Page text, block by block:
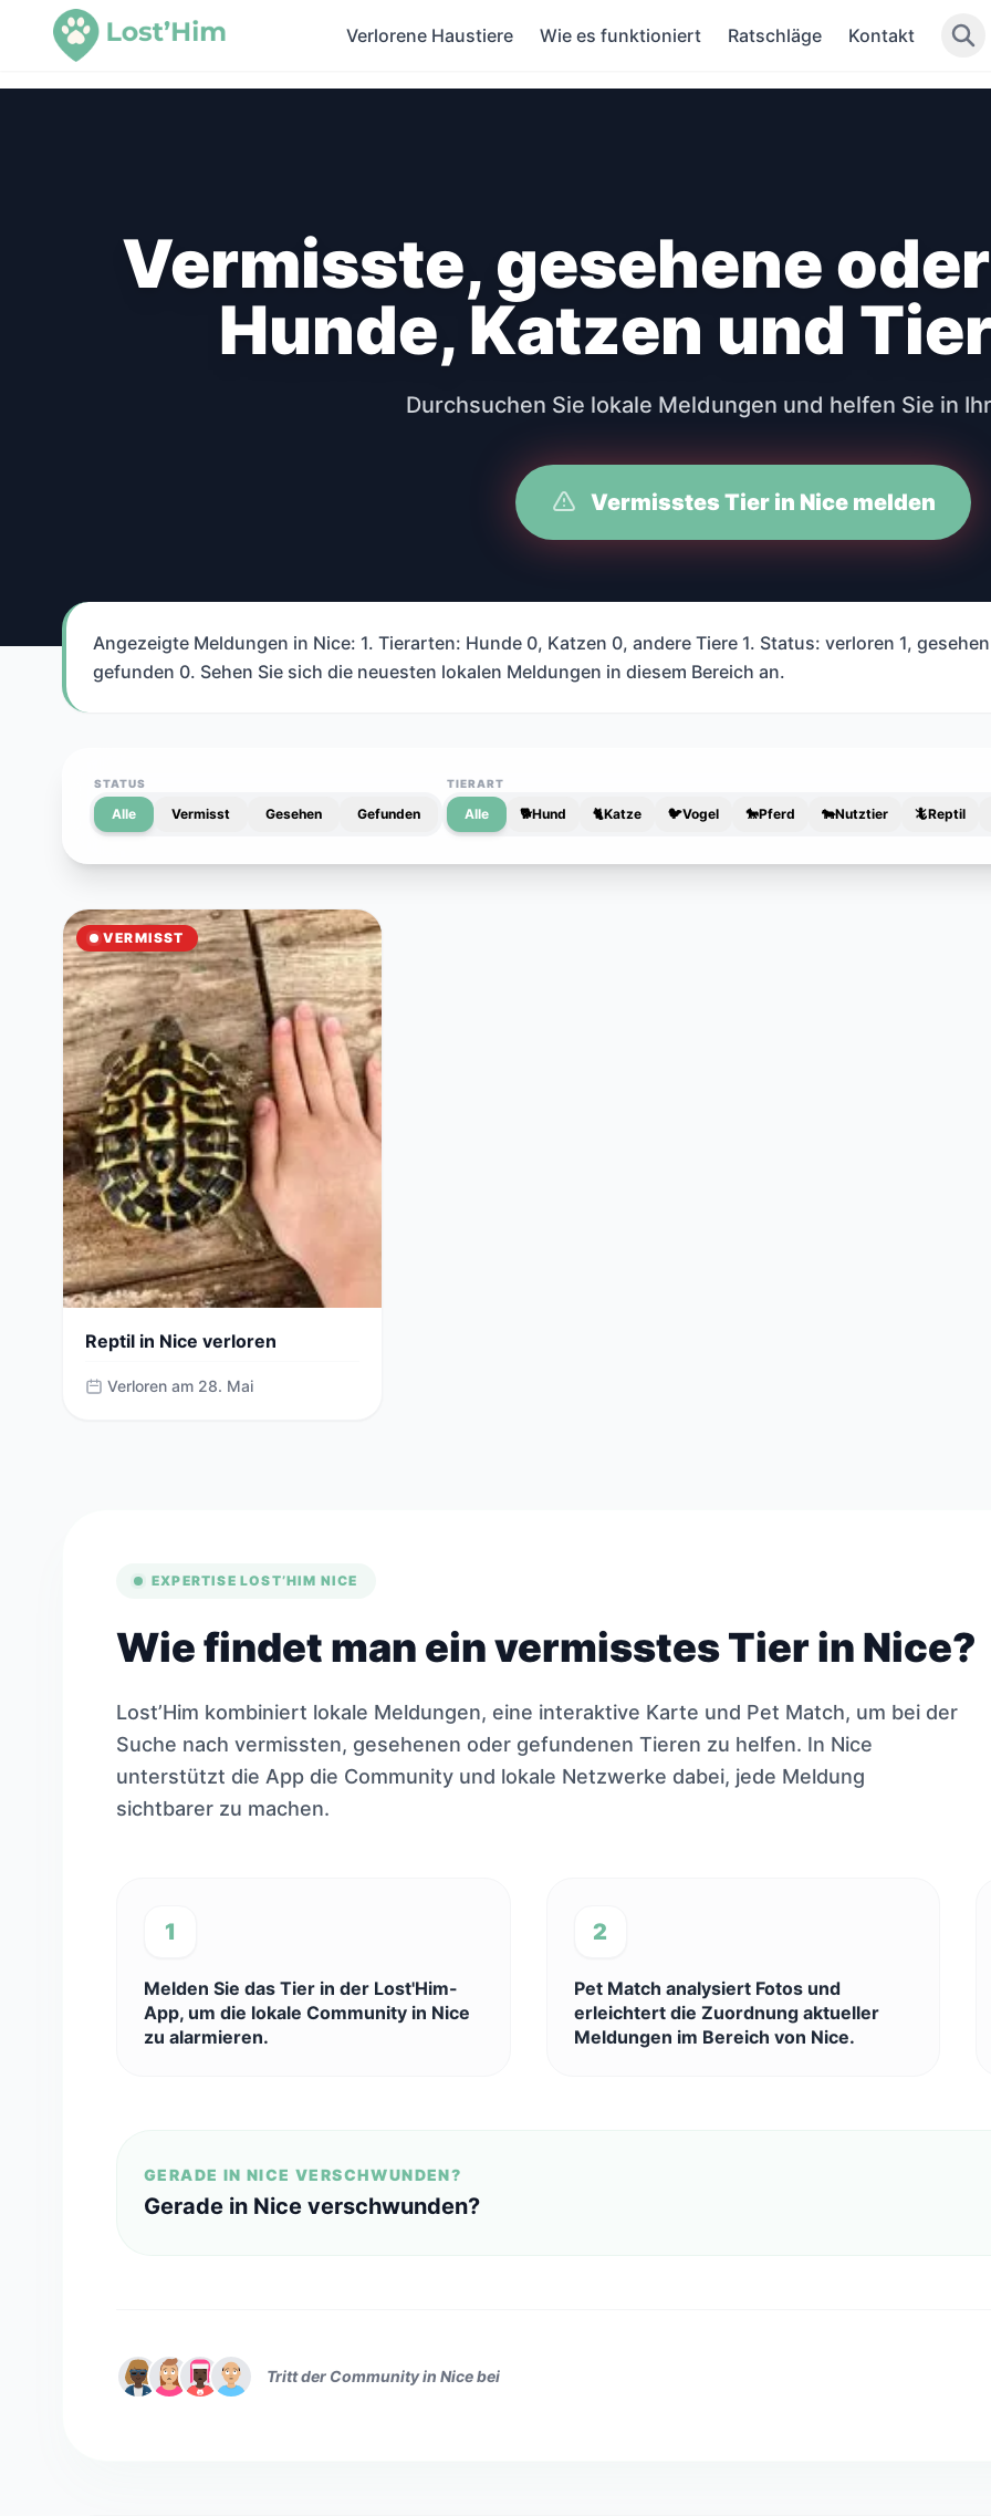
Verlorene Haustiere Wie es funktioniert Ratschläge Kontakt
Vermisste, gesehene
Hunde, Katzen und
Durchsuchen Sie lokale Meldungen und helfen Sie in
Vermisstes Tier in Nice melden
Angezeigte Meldungen in Nice: 1. Tierarten: Hunde 0, Katzen 0, andere Tiere 1. Status: verloren 1,
gefunden 0. Sehen Sie sich die neuesten lokalen Meldungen in diesem Bereich an.
STATUS
Alle Vermisst Gesehen Gefunden
TIERART
Alle 🐕Hund 🐈Katze 🐦Vogel 🐎Pferd 🐄Nutztier 🦎Reptil
VERMISST
Reptil in Nice verloren
Verloren am 28. Mai
EXPERTISE LOST’HIM NICE
Wie findet man ein vermisstes Tier in Nice?
Lost’Him kombiniert lokale Meldungen, eine interaktive Karte und Pet Match, um bei der
Suche nach vermissten, gesehenen oder gefundenen Tieren zu helfen. In Nice
unterstützt die App die Community und lokale Netzwerke dabei, jede Meldung
sichtbarer zu machen.
1
Melden Sie das Tier in der Lost'Him-
App, um die lokale Community in Nice
zu alarmieren.
2
Pet Match analysiert Fotos und
erleichtert die Zuordnung aktueller
Meldungen im Bereich von Nice.
GERADE IN NICE VERSCHWUNDEN?
Gerade in Nice verschwunden?
Tritt der Community in Nice bei